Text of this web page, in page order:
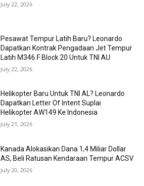
July 22, 2026
Pesawat Tempur Latih Baru? Leonardo
Dapatkan Kontrak Pengadaan Jet Tempur
Latih M346 F Block 20 Untuk TNI AU
July 22, 2026
Helikopter Baru Untuk TNI AL? Leonardo
Dapatkan Letter Of Intent Suplai
Helikopter AW149 Ke Indonesia
July 21, 2026
Kanada Alokasikan Dana 1,4 Miliar Dollar
AS, Beli Ratusan Kendaraan Tempur ACSV
July 20, 2026